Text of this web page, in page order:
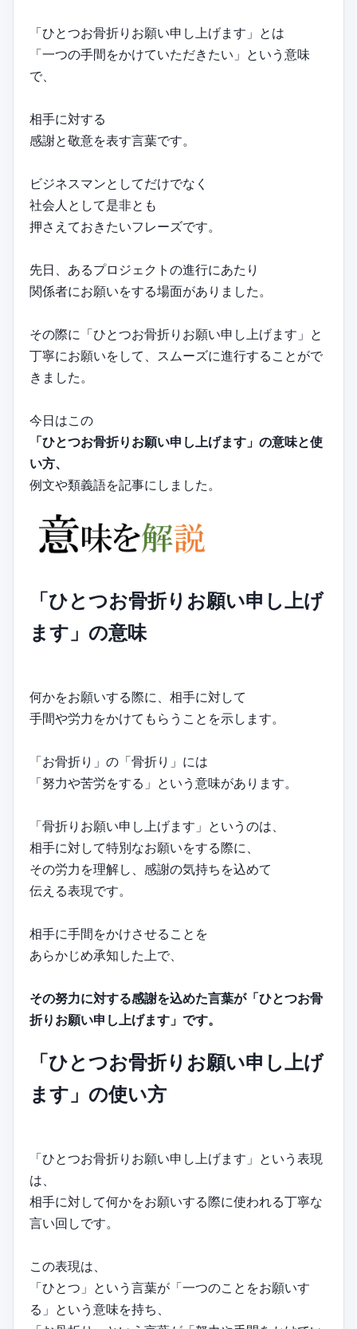
「ひとつお骨折りお願い申し上げます」とは
「一つの手間をかけていただきたい」という意味
で、
相手に対する
感謝と敬意を表す言葉です。
ビジネスマンとしてだけでなく
社会人として是非とも
押さえておきたいフレーズです。
先日、あるプロジェクトの進行にあたり
関係者にお願いをする場面がありました。
その際に「ひとつお骨折りお願い申し上げます」と
丁寧にお願いをして、スムーズに進行することがで
きました。
今日はこの
「ひとつお骨折りお願い申し上げます」の意味と使
い方、
例文や類義語を記事にしました。
「ひとつお骨折りお願い申し上げ
ます」の意味
何かをお願いする際に、相手に対して
手間や労力をかけてもらうことを示します。
「お骨折り」の「骨折り」には
「努力や苦労をする」という意味があります。
「骨折りお願い申し上げます」というのは、
相手に対して特別なお願いをする際に、
その労力を理解し、感謝の気持ちを込めて
伝える表現です。
相手に手間をかけさせることを
あらかじめ承知した上で、
その努力に対する感謝を込めた言葉が「ひとつお骨
折りお願い申し上げます」です。
「ひとつお骨折りお願い申し上げ
ます」の使い方
「ひとつお骨折りお願い申し上げます」という表現
は、
相手に対して何かをお願いする際に使われる丁寧な
言い回しです。
この表現は、
「ひとつ」という言葉が「一つのことをお願いす
る」という意味を持ち、